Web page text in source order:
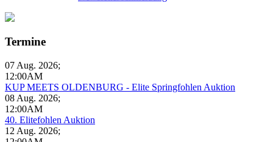
Termine
07 Aug. 2026;
12:00AM
KUP MEETS OLDENBURG - Elite Springfohlen Auktion
08 Aug. 2026;
12:00AM
40. Elitefohlen Auktion
12 Aug. 2026;